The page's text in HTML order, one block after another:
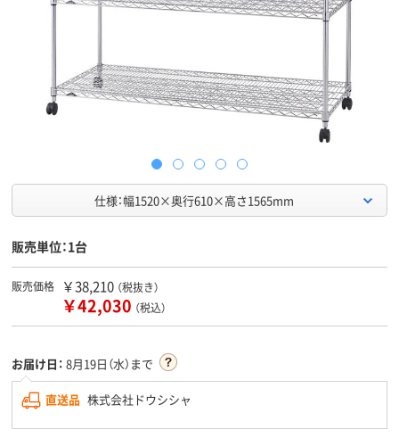
仕様：幅1520×奥行610×高さ1565mm
販売単位：1台
販売価格 ￥38,210 （税抜き）
￥42,030 （税込）
お届け日： 8月19日（水）まで
直送品 株式会社ドウシシャ